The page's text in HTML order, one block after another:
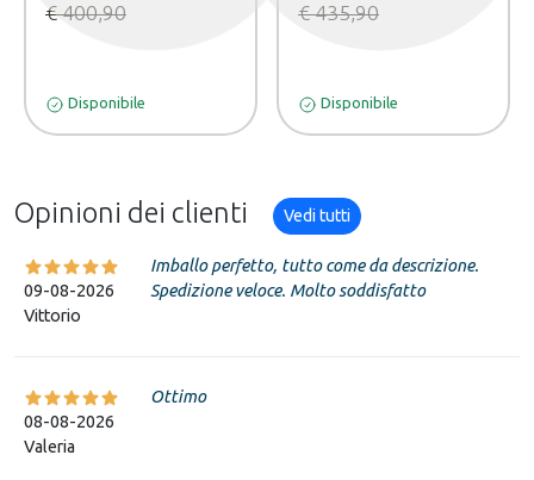
€ 400,90
Disponibile
€ 435,90
Disponibile
Opinioni dei clienti Vedi tutti
09-08-2026
Vittorio
Imballo perfetto, tutto come da descrizione.
Spedizione veloce. Molto soddisfatto
08-08-2026
Valeria
Ottimo